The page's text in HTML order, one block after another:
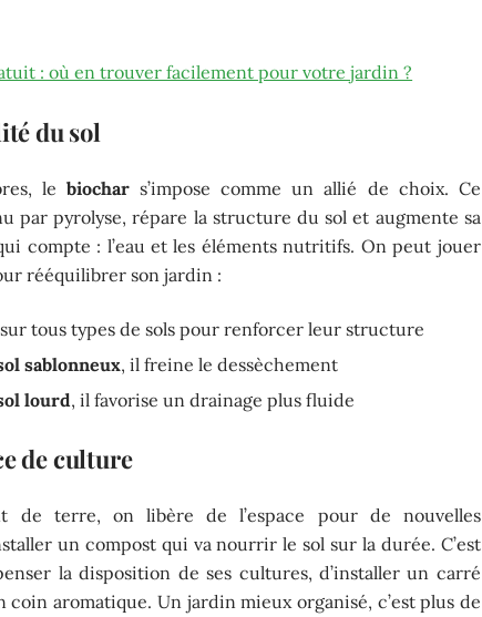
: où en trouver facilement pour votre jardin ?
du sol
le biochars’impose comme un allié de choix. Ce
par pyrolyse, répare la structure du sol et augmente sa
compte : l’eau et les éléments nutritifs. On peut jouer
rééquilibrer son jardin :
tous types de sols pour renforcer leur structure
sablonneux, il freine le dessèchement
lourd, il favorise un drainage plus fluide
de culture
de terre, on libère de l’espace pour de nouvelles
un compost qui va nourrir le sol sur la durée. C’est
la disposition de ses cultures, d’installer un carré
aromatique. Un jardin mieux organisé, c’est plus de